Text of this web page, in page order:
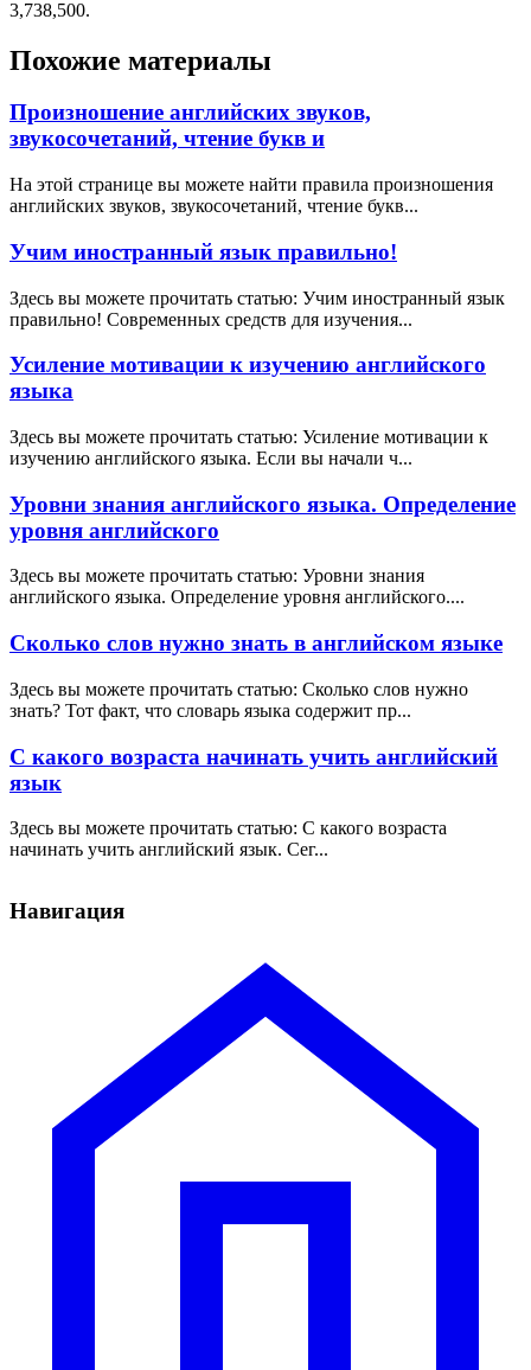
3,738,500.
Похожие материалы
Произношение английских звуков,
звукосочетаний, чтение букв и
На этой странице вы можете найти правила произношения
английских звуков, звукосочетаний, чтение букв...
Учим иностранный язык правильно!
Здесь вы можете прочитать статью: Учим иностранный язык
правильно! Современных средств для изучения...
Усиление мотивации к изучению английского
языка
Здесь вы можете прочитать статью: Усиление мотивации к
изучению английского языка. Если вы начали ч...
Уровни знания английского языка. Определение
уровня английского
Здесь вы можете прочитать статью: Уровни знания
английского языка. Определение уровня английского....
Сколько слов нужно знать в английском языке
Здесь вы можете прочитать статью: Сколько слов нужно
знать? Тот факт, что словарь языка содержит пр...
С какого возраста начинать учить английский
язык
Здесь вы можете прочитать статью: С какого возраста
начинать учить английский язык. Сег...
Навигация